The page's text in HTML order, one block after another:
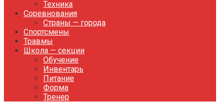
Техника
Соревнования
Страны — города
Спортсмены
Травмы
Школа — секции
Обучение
Инвентарь
Питание
Форма
Тренер